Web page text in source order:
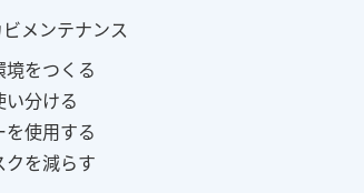
メンテナンス
をつくる
分ける
使用する
を減らす